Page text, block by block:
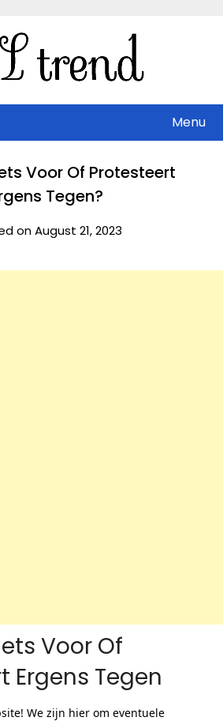
Menu
Voor Of Protesteert
Tegen?
on August 21, 2023
Voor Of
Ergens Tegen
We zijn hier om eventuele